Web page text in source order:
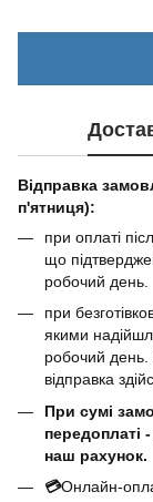
Відправка
п'ятниця):
при оплаті
що
робочий день.
при
якими
робочий
відправка
При сумі
передоплаті
наш рахунок.
💳Онлайн-